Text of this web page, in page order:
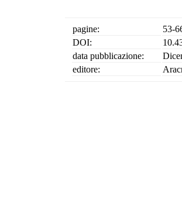
pagine:
53-
DOI:
data pubblicazione:
editore: